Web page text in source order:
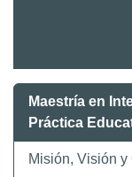
Maestría en
Práctica
Misión, Visión y